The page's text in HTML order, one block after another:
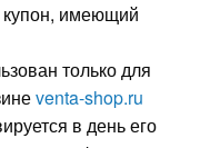
купон, имеющий
только для
venta-shop.ru
в день его